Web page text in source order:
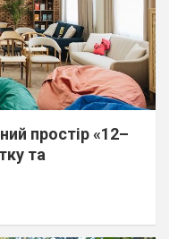
простір «12–
та